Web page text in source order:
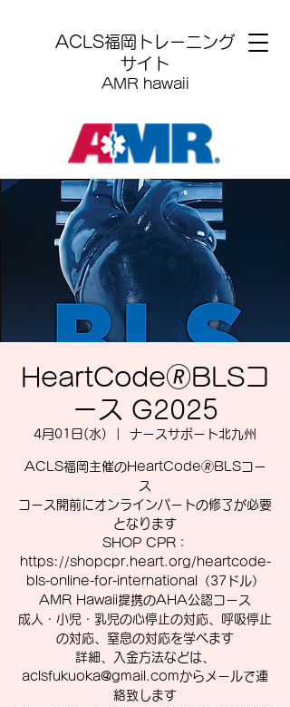
​ACLS福岡トレーニング
サイト
AMR hawaii
HeartCode🄬BLSコ
ース G2025
4月01日(水) ナースサポート北九州
ACLS福岡主催のHeartCode🄬BLSコー
ス
コース開前にオンラインパートの修了が必要
となります
SHOP CPR：
https://shopcpr.heart.org/heartcode-
bls-online-for-international（37ドル）
AMR Hawaii提携のAHA公認コース
成人・小児・乳児の心停止の対応、呼吸停止
の対応、窒息の対応を学べます
詳細、入金方法などは、
aclsfukuoka@gmail.comからメールで連
絡致します